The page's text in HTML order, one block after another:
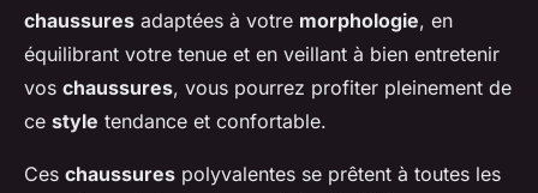
chaussures adaptées à votre morphologie, en
équilibrant votre tenue et en veillant à bien entretenir
vos chaussures, vous pourrez profiter pleinement de
ce style tendance et confortable.
Ces chaussures polyvalentes se prêtent à toutes les